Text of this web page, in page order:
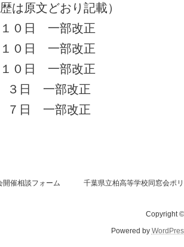
は原文どおり記載）
１０日 一部改正
１０日 一部改正
１０日 一部改正
３日 一部改正
日 一部改正
開催相談フォーム 千葉県立柏高等学校同窓会ポ
Copyright
Powered by